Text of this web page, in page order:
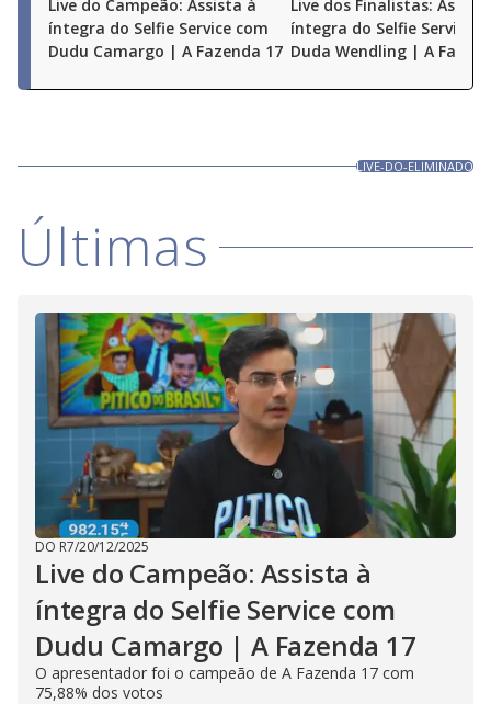
Live do Campeão: Assista à
íntegra do Selfie Service com
Dudu Camargo | A Fazenda 17
Live dos Finalistas:
íntegra do Selfie Service
Duda Wendling | A
LIVE-DO-ELIMINADO
Últimas
DO R7/20/12/2025
Live do Campeão: Assista à
íntegra do Selfie Service com
Dudu Camargo | A Fazenda 17
O apresentador foi o campeão de A Fazenda 17 com
75,88% dos votos